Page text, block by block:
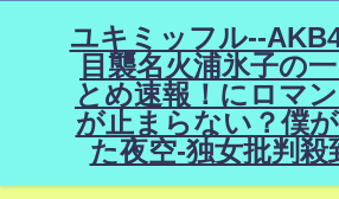
ユキミッフル--
目襲名火浦氷子の
とめ速報！にロマ
が止まらない？僕
た夜空-独女批判殺